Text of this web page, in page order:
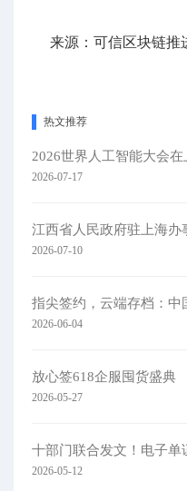
来源：可信区块链推
热文推荐
2026世界人工智能大会
2026-07-17
2026-07-10
2026-06-04
放心签618企服囤货盛典
2026-05-27
十部门联合发文！电子单
2026-05-12